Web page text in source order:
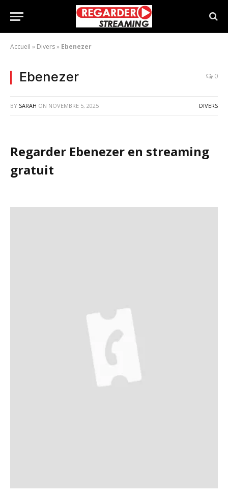
Accueil » Divers» Ebenezer
Ebenezer 0
BY SARAH ON NOVEMBRE 5, 2025 DIVERS
Regarder Ebenezer en streaming
gratuit